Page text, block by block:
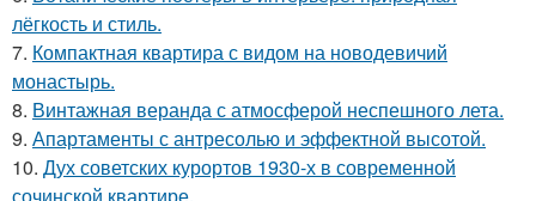
лёгкость и стиль.
7. Компактная квартира с видом на новодевичий
монастырь.
8. Винтажная веранда с атмосферой неспешного лета.
9. Апартаменты с антресолью и эффектной высотой.
10. Дух советских курортов 1930-х в современной
сочинской квартире.